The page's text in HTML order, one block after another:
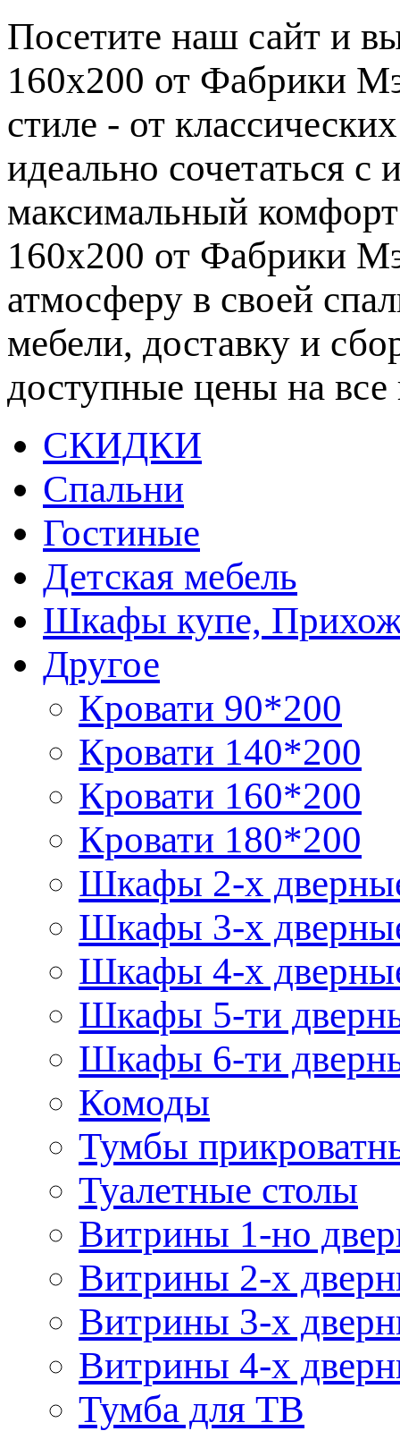
Посетите наш сайт и
160х200 от Фабрики
стиле - от
идеально сочетаться с
максимальный комфорт
160х200 от Фабрики
атмосферу в своей
мебели, доставку и
доступные цены на
СКИДКИ
Спальни
Гостиные
Детская мебель
Шкафы купе,
Другое
Кровати 90*200
Кровати 140*200
Кровати 160*200
Кровати 180*200
Шкафы 2-х
Шкафы 3-х
Шкафы 4-х
Шкафы 5-ти
Шкафы 6-ти
Комоды
Тумбы
Туалетные столы
Витрины 1-но
Витрины 2-х
Витрины 3-х
Витрины 4-х
Тумба для ТВ